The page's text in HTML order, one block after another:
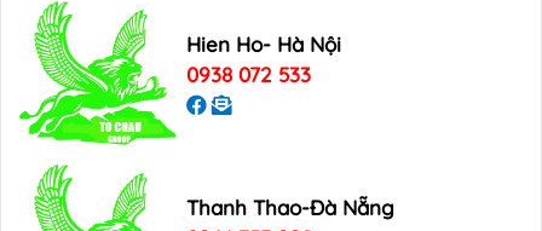
Hien Ho- Hà Nội
0938 072 533
Thanh Thao-Đà Nẵng